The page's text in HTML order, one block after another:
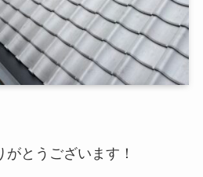
とうございます！